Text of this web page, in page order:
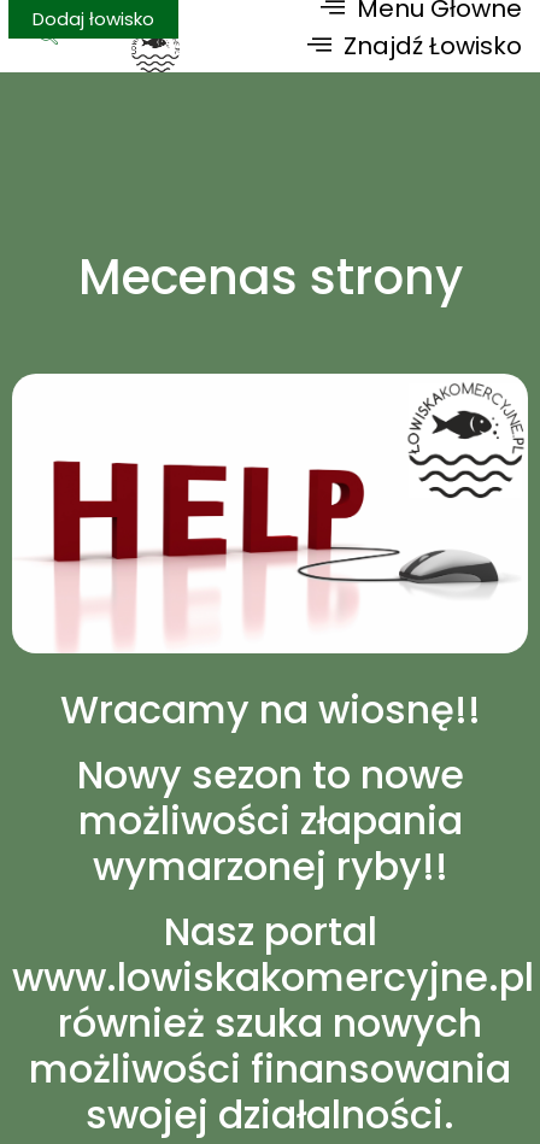
Znajdź Łowisko
Dodaj łowisko Menu Głowne
Mecenas strony
Wracamy na wiosnę!!
Nowy sezon to nowe
możliwości złapania
wymarzonej ryby!!
Nasz portal
www.lowiskakomercyjne.pl
również szuka nowych
możliwości finansowania
swojej działalności.